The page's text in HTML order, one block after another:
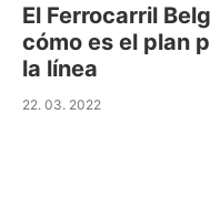
El Ferrocarril
cómo es el plan
la línea
22. 03. 2022